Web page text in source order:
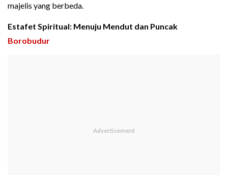
majelis yang berbeda.
Estafet Spiritual: Menuju Mendut dan Puncak
Borobudur